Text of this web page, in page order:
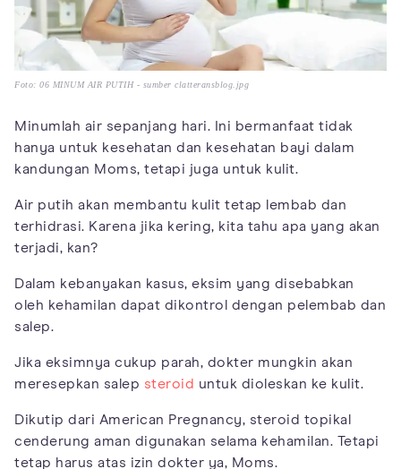
Foto: 06 MINUM AIR PUTIH - sumber clatteransblog.jpg
Minumlah air sepanjang hari. Ini bermanfaat tidak
hanya untuk kesehatan dan kesehatan bayi dalam
kandungan Moms, tetapi juga untuk kulit.
Air putih akan membantu kulit tetap lembab dan
terhidrasi. Karena jika kering, kita tahu apa yang akan
terjadi, kan?
Dalam kebanyakan kasus, eksim yang disebabkan
oleh kehamilan dapat dikontrol dengan pelembab dan
salep.
Jika eksimnya cukup parah, dokter mungkin akan
meresepkan salep steroid untuk dioleskan ke kulit.
Dikutip dari American Pregnancy, steroid topikal
cenderung aman digunakan selama kehamilan. Tetapi
tetap harus atas izin dokter ya, Moms.